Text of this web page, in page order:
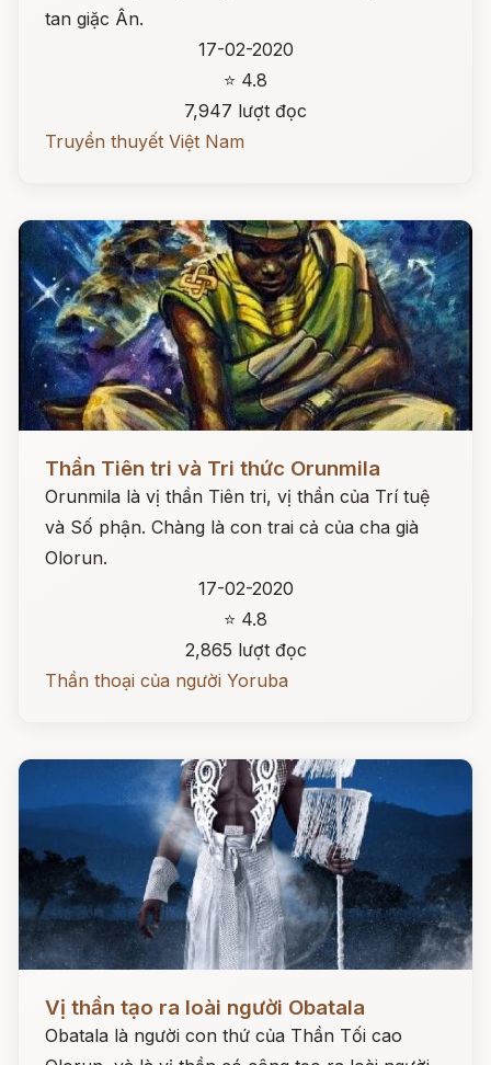
tan giặc Ân.
17-02-2020
⭐ 4.8
7,947 lượt đọc
Truyền thuyết Việt Nam
Đọc ngay
Thần Tiên tri và Tri thức Orunmila
Orunmila là vị thần Tiên tri, vị thần của Trí tuệ
và Số phận. Chàng là con trai cả của cha già
Olorun.
17-02-2020
⭐ 4.8
2,865 lượt đọc
Thần thoại của người Yoruba
Đọc ngay
Vị thần tạo ra loài người Obatala
Obatala là người con thứ của Thần Tối cao